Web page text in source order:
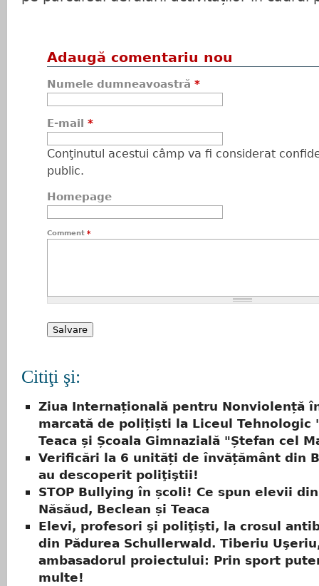
Adaugă comentariu nou
Numele dumneavoastră *
E-mail *
Conţinutul acestui câmp va fi considerat
public.
Homepage
Comment *
Citiţi şi:
Ziua Internațională pentru Nonviolență
marcată de polițiști la Liceul Tehnologic
Teaca și Școala Gimnazială "Ștefan cel
Verificări la 6 unități de învățământ din
au descoperit poliţiştii!
STOP Bullying în școli! Ce spun elevii
Năsăud, Beclean și Teaca
Elevi, profesori şi poliţişti, la crosul
din Pădurea Schullerwald. Tiberiu
ambasadorul proiectului: Prin sport
multe!